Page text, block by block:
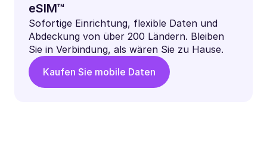
eSIM™
Sofortige Einrichtung, flexible Daten und
Abdeckung von über 200 Ländern. Bleiben
Sie in Verbindung, als wären Sie zu Hause.
Kaufen Sie mobile Daten